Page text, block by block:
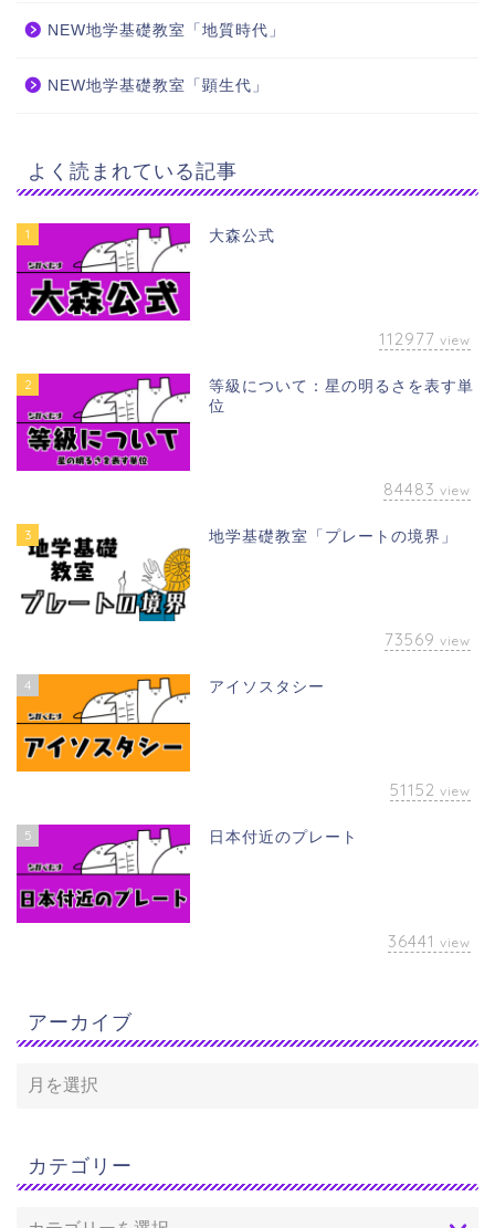
NEW地学基礎教室「地質時代」
NEW地学基礎教室「顕生代」
よく読まれている記事
1 大森公式
112977 view
2
等級について：星の明るさを表す単
位
84483 view
3 地学基礎教室「プレートの境界」
73569 view
4 アイソスタシー
51152 view
5 日本付近のプレート
36441 view
アーカイブ
カテゴリー